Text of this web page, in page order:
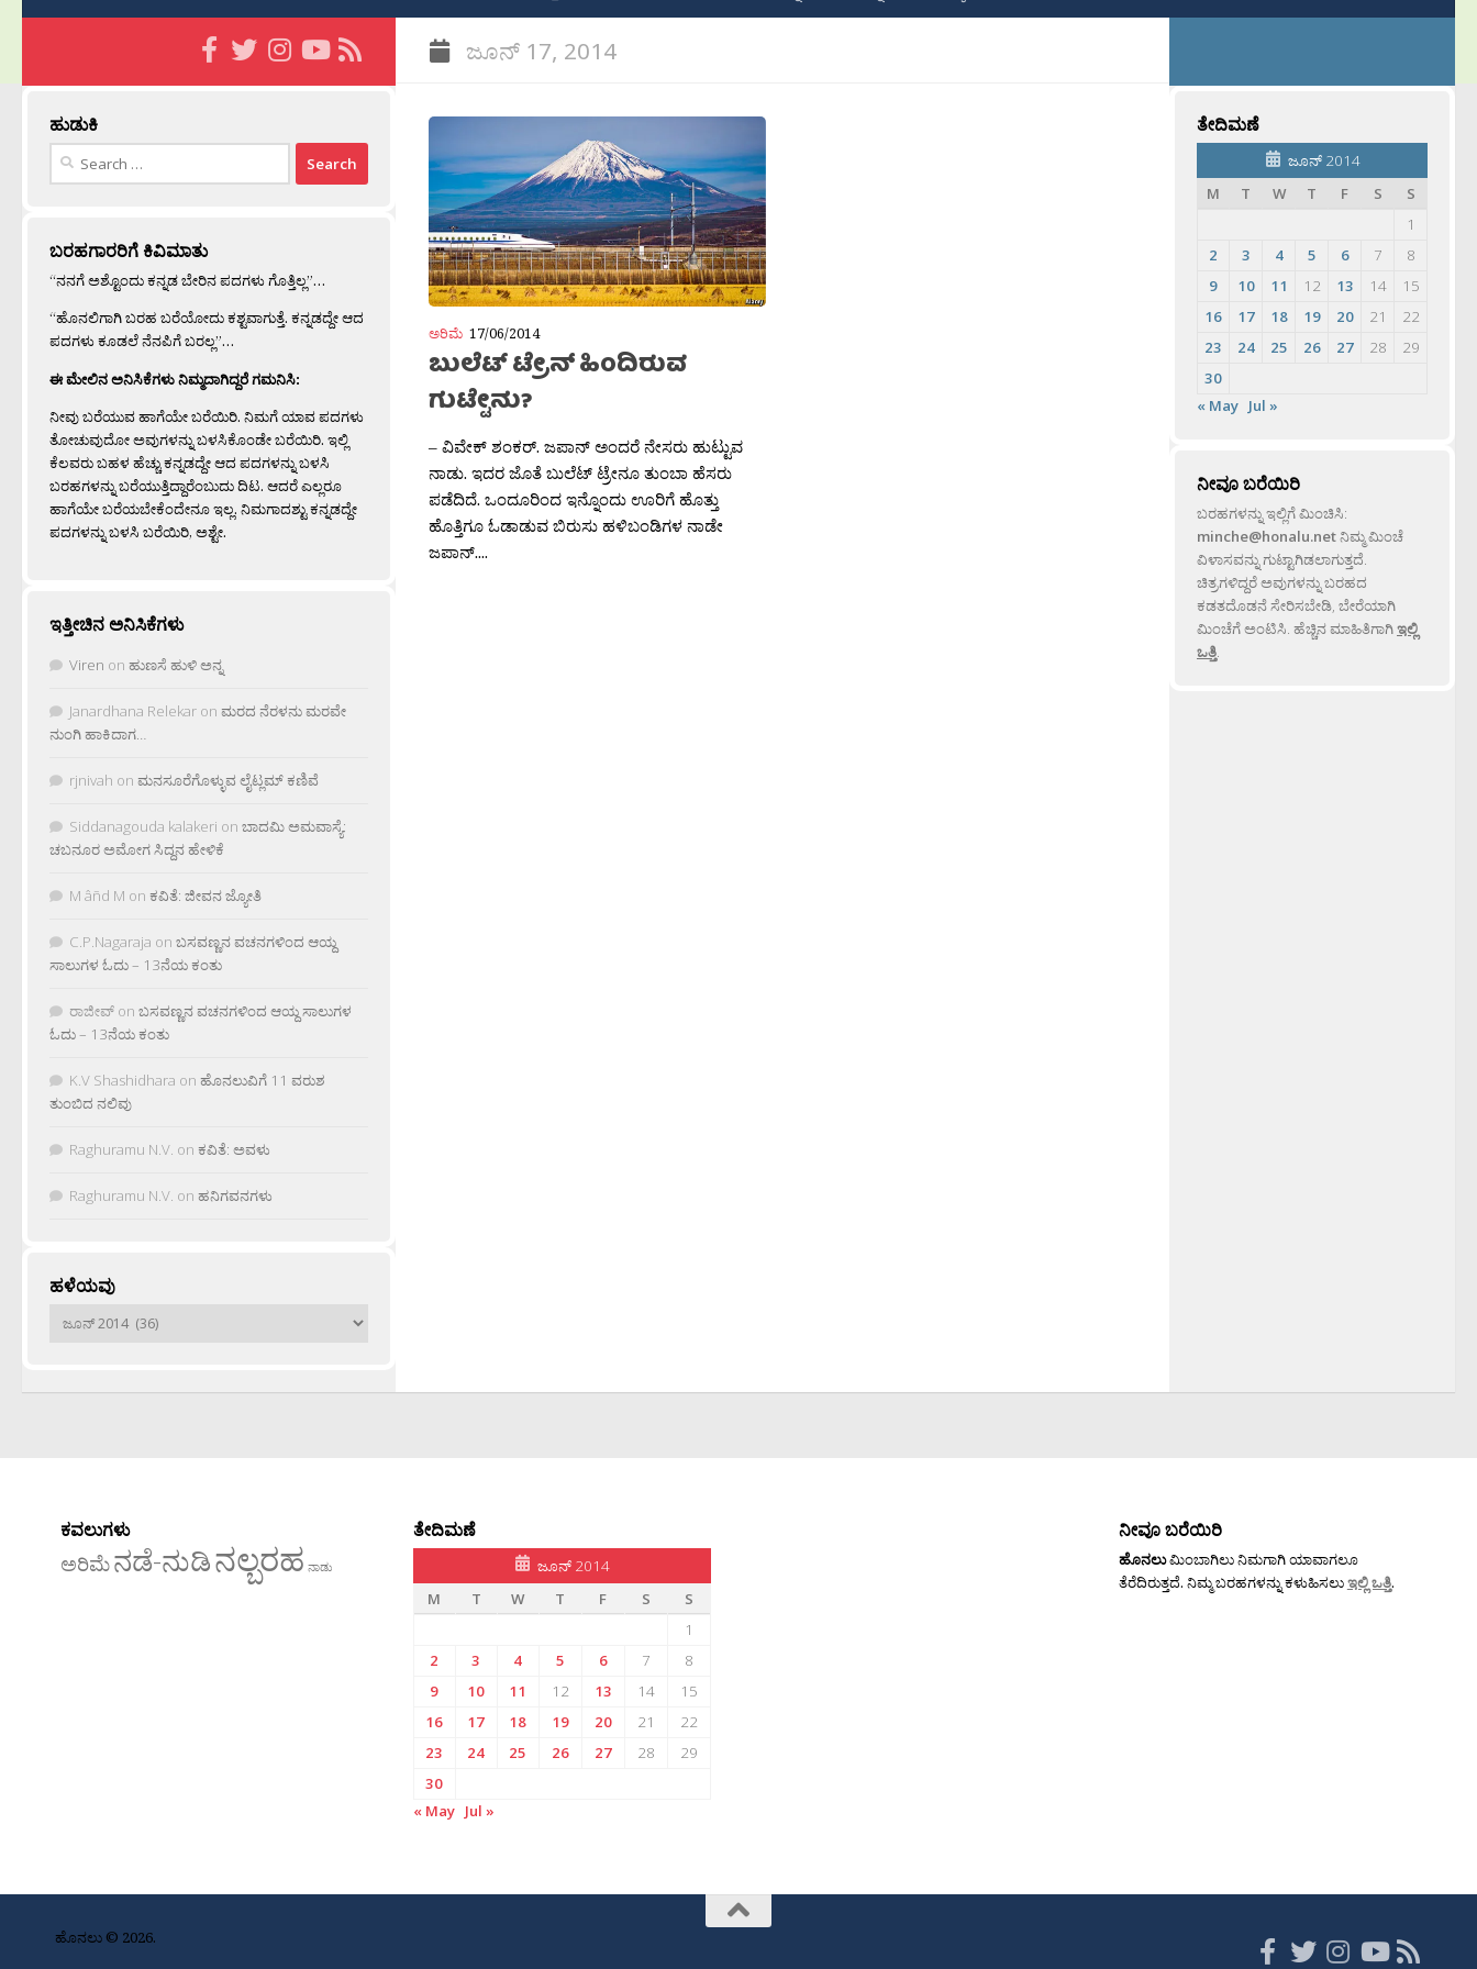
ಜೂನ್ 17, 2014
ಅರಿಮೆ 17/06/2014
ಬುಲೆಟ್ ಟ್ರೇನ್ ಹಿಂದಿರುವ
ಗುಟ್ಟೇನು?
– ವಿವೇಕ್ ಶಂಕರ್. ಜಪಾನ್ ಅಂದರೆ ನೇಸರು ಹುಟ್ಟುವ
ನಾಡು. ಇದರ ಜೊತೆ ಬುಲೆಟ್ ಟ್ರೇನೂ ತುಂಬಾ ಹೆಸರು
ಪಡೆದಿದೆ. ಒಂದೂರಿಂದ ಇನ್ನೊಂದು ಊರಿಗೆ ಹೊತ್ತು
ಹೊತ್ತಿಗೂ ಓಡಾಡುವ ಬಿರುಸು ಹಳಿಬಂಡಿಗಳ ನಾಡೇ
ಜಪಾನ್....
ಹುಡುಕಿ
Search
ಬರಹಗಾರರಿಗೆ ಕಿವಿಮಾತು
“ನನಗೆ ಅಶ್ಟೊಂದು ಕನ್ನಡ ಬೇರಿನ ಪದಗಳು ಗೊತ್ತಿಲ್ಲ”…
“ಹೊನಲಿಗಾಗಿ ಬರಹ ಬರೆಯೋದು ಕಶ್ಟವಾಗುತ್ತೆ. ಕನ್ನಡದ್ದೇ ಆದ
ಪದಗಳು ಕೂಡಲೆ ನೆನಪಿಗೆ ಬರಲ್ಲ”…
ಈ ಮೇಲಿನ ಅನಿಸಿಕೆಗಳು ನಿಮ್ಮದಾಗಿದ್ದರೆ ಗಮನಿಸಿ:
ನೀವು ಬರೆಯುವ ಹಾಗೆಯೇ ಬರೆಯಿರಿ. ನಿಮಗೆ ಯಾವ ಪದಗಳು
ತೋಚುವುದೋ ಅವುಗಳನ್ನು ಬಳಸಿಕೊಂಡೇ ಬರೆಯಿರಿ. ಇಲ್ಲಿ
ಕೆಲವರು ಬಹಳ ಹೆಚ್ಚು ಕನ್ನಡದ್ದೇ ಆದ ಪದಗಳನ್ನು ಬಳಸಿ
ಬರಹಗಳನ್ನು ಬರೆಯುತ್ತಿದ್ದಾರೆಂಬುದು ದಿಟ. ಆದರೆ ಎಲ್ಲರೂ
ಹಾಗೆಯೇ ಬರೆಯಬೇಕೆಂದೇನೂ ಇಲ್ಲ. ನಿಮಗಾದಶ್ಟು ಕನ್ನಡದ್ದೇ
ಪದಗಳನ್ನು ಬಳಸಿ ಬರೆಯಿರಿ, ಅಶ್ಟೇ.
ಇತ್ತೀಚಿನ ಅನಿಸಿಕೆಗಳು
Viren on ಹುಣಸೆ ಹುಳಿ ಅನ್ನ
Janardhana Relekar on ಮರದ ನೆರಳನು ಮರವೇ
ನುಂಗಿ ಹಾಕಿದಾಗ…
rjnivah on ಮನಸೂರೆಗೊಳ್ಳುವ ಲೈಟ್ಲಮ್ ಕಣಿವೆ
Siddanagouda kalakeri on ಬಾದಮಿ ಅಮವಾಸ್ಯೆ:
ಚಬನೂರ ಅಮೋಗ ಸಿದ್ದನ ಹೇಳಿಕೆ
M âñd M on ಕವಿತೆ: ಜೀವನ ಜ್ಯೋತಿ
C.P.Nagaraja on ಬಸವಣ್ಣನ ವಚನಗಳಿಂದ ಆಯ್ದ
ಸಾಲುಗಳ ಓದು – 13ನೆಯ ಕಂತು
ರಾಜೀವ್ on ಬಸವಣ್ಣನ ವಚನಗಳಿಂದ ಆಯ್ದ ಸಾಲುಗಳ
ಓದು – 13ನೆಯ ಕಂತು
K.V Shashidhara on ಹೊನಲುವಿಗೆ 11 ವರುಶ
ತುಂಬಿದ ನಲಿವು
Raghuramu N.V. on ಕವಿತೆ: ಅವಳು
Raghuramu N.V. on ಹನಿಗವನಗಳು
ಹಳೆಯವು
ಹಳೆಯವು
ತೇದಿಮಣೆ
ಜೂನ್ 2014
M
T W T F S
S
1
2
3 4 5 6 7
8
9
10 11 12 13 14
15
16
17 18 19 20 21
22
23
24 25 26 27 28
29
30
« May Jul »
ನೀವೂ ಬರೆಯಿರಿ
ಬರಹಗಳನ್ನು ಇಲ್ಲಿಗೆ ಮಿಂಚಿಸಿ:
minche@honalu.netನಿಮ್ಮ ಮಿಂಚೆ
ವಿಳಾಸವನ್ನು ಗುಟ್ಟಾಗಿಡಲಾಗುತ್ತದೆ.
ಚಿತ್ರಗಳಿದ್ದರೆ ಅವುಗಳನ್ನು ಬರಹದ
ಕಡತದೊಡನೆ ಸೇರಿಸಬೇಡಿ, ಬೇರೆಯಾಗಿ
ಮಿಂಚೆಗೆ ಅಂಟಿಸಿ. ಹೆಚ್ಚಿನ ಮಾಹಿತಿಗಾಗಿಇಲ್ಲಿ
ಒತ್ತಿ.
ಕವಲುಗಳು
ಅರಿಮೆನಡೆ-ನುಡಿನಲ್ಬರಹ ನಾಡು
ತೇದಿಮಣೆ
ಜೂನ್ 2014
M
T W T F S
S
1
2
3 4 5 6 7
8
9
10 11 12 13 14
15
16
17 18 19 20 21
22
23
24 25 26 27 28
29
30
« May Jul »
ನೀವೂ ಬರೆಯಿರಿ
ಹೊನಲುಮಿಂಬಾಗಿಲು ನಿಮಗಾಗಿ ಯಾವಾಗಲೂ
ತೆರೆದಿರುತ್ತದೆ. ನಿಮ್ಮ ಬರಹಗಳನ್ನು ಕಳುಹಿಸಲುಇಲ್ಲಿ ಒತ್ತಿ.
ಹೊನಲು © 2026.